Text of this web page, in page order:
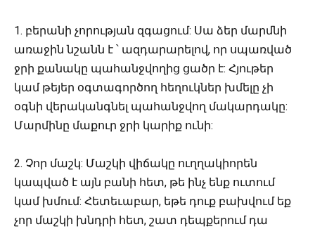
1. բերանի չորության զգացում: Սա ձեր մարմնի
առաջին նշանն է ՝ ազդարարելով, որ սպառված
ջրի քանակը պահանջվողից ցածր է: Հյութեր
կամ թեյեր օգտագործող հեղուկներ խմելը չի ​​
օգնի վերականգնել պահանջվող մակարդակը:
Մարմինը մաքուր ջրի կարիք ունի:
2. Չոր մաշկ: Մաշկի վիճակը ուղղակիորեն
կապված է այն բանի հետ, թե ինչ ենք ուտում
կամ խմում: Հետեւաբար, եթե դուք բախվում եք
չոր մաշկի խնդրի հետ, շատ դեպքերում դա